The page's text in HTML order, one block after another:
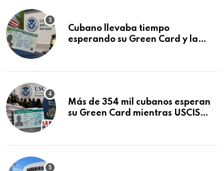
Cubano llevaba tiempo
esperando su Green Card y la
Más de 354 mil cubanos esperan
su Green Card mientras USCIS